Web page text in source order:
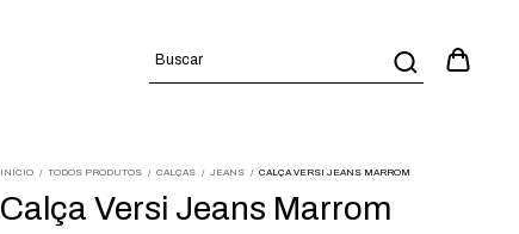
INÍCIO / TODOS PRODUTOS / CALÇAS / JEANS / CALÇA VERSI JEANS MARROM
Calça Versi Jeans Marrom